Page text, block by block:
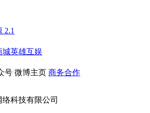
2.1
城英雄互娱
号 微博主页 商务合作
科技有限公司